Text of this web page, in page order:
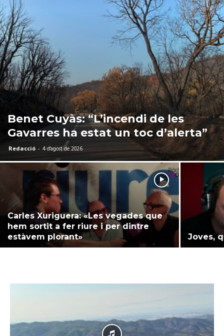
Benet Cuyàs: “L’incendi de les
Gavarres ha estat un toc d’alerta”
Redacció - 4 d'agost de 2026
Carles Xuriguera: «Les vegades que
hem sortit a fer riure i per dintre
estàvem plorant»
Joves,